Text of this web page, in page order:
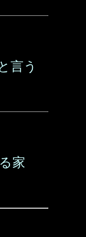
言う
家